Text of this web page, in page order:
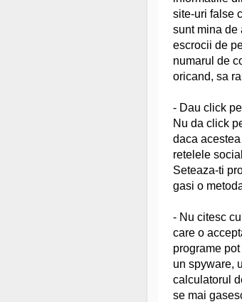
site-uri false
sunt mina de
escrocii de
numarul de
oricand, sa
- Dau click
Nu da click
daca
retelele
Seteaza-ti
gasi o
- Nu citesc
care o
programe
un spyware,
calculatorul
se mai